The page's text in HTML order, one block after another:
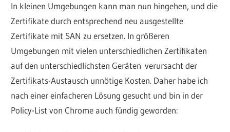
In kleinen Umgebungen kann man nun hingehen, und die
Zertifikate durch entsprechend neu ausgestellte
Zertifikate mit SAN zu ersetzen. In größeren
Umgebungen mit vielen unterschiedlichen Zertifikaten
auf den unterschiedlichsten Geräten verursacht der
Zertifikats-Austausch unnötige Kosten. Daher habe ich
nach einer einfacheren Lösung gesucht und bin in der
Policy-List von Chrome auch fündig geworden: